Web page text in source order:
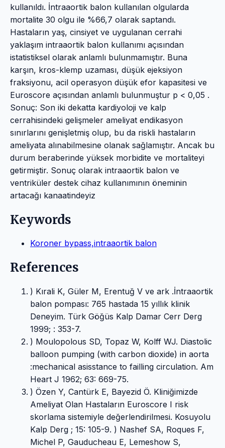
kullanıldı. İntraaortik balon kullanılan olgularda
mortalite 30 olgu ile %66,7 olarak saptandı.
Hastaların yaş, cinsiyet ve uygulanan cerrahi
yaklaşım intraaortik balon kullanımı açısından
istatistiksel olarak anlamlı bulunmamıştır. Buna
karşın, kros-klemp uzaması, düşük ejeksiyon
fraksiyonu, acil operasyon düşük efor kapasitesi ve
Euroscore açısından anlamlı bulunmuştur p < 0,05 .
Sonuç: Son iki dekatta kardiyoloji ve kalp
cerrahisindeki gelişmeler ameliyat endikasyon
sınırlarını genişletmiş olup, bu da riskli hastaların
ameliyata alınabilmesine olanak sağlamıştır. Ancak bu
durum beraberinde yüksek morbidite ve mortaliteyi
getirmiştir. Sonuç olarak intraaortik balon ve
ventriküler destek cihaz kullanımının öneminin
artacağı kanaatindeyiz
Keywords
Koroner bypass,intraaortik balon
References
) Kırali K, Güler M, Erentuğ V ve ark .İntraaortik
balon pompası: 765 hastada 15 yıllık klinik
Deneyim. Türk Göğüs Kalp Damar Cerr Derg
1999; : 353-7.
) Moulopolous SD, Topaz W, Kolff WJ. Diastolic
balloon pumping (with carbon dioxide) in aorta
:mechanical asisstance to failling circulation. Am
Heart J 1962; 63: 669-75.
) Özen Y, Cantürk E, Bayezid Ö. Kliniğimizde
Ameliyat Olan Hastaların Euroscore I risk
skorlama sistemiyle değerlendirilmesi. Kosuyolu
Kalp Derg ; 15: 105-9. ) Nashef SA, Roques F,
Michel P, Gauducheau E, Lemeshow S,